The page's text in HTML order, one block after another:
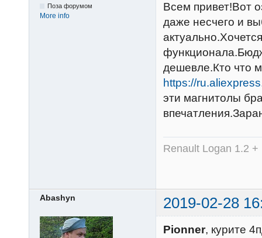
Поза форумом
More info
Всем привет!Вот
даже несчего и
дешевле.Кто что
https://
эти магнитолы
Renault Logan 1.2
Abashyn 2019-02-28
Pionner, курите